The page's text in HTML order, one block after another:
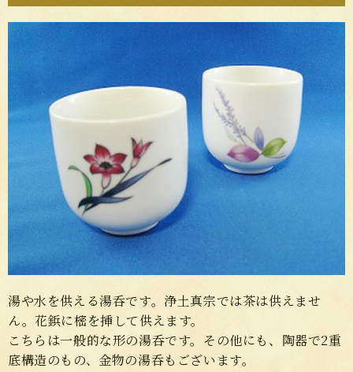
湯や水を供える湯呑です。浄土真宗では茶は供えませ
ん。花鋲に樒を挿して供えます。
こちらは一般的な形の湯呑です。その他にも、陶器で2重
底構造のもの、金物の湯呑もございます。